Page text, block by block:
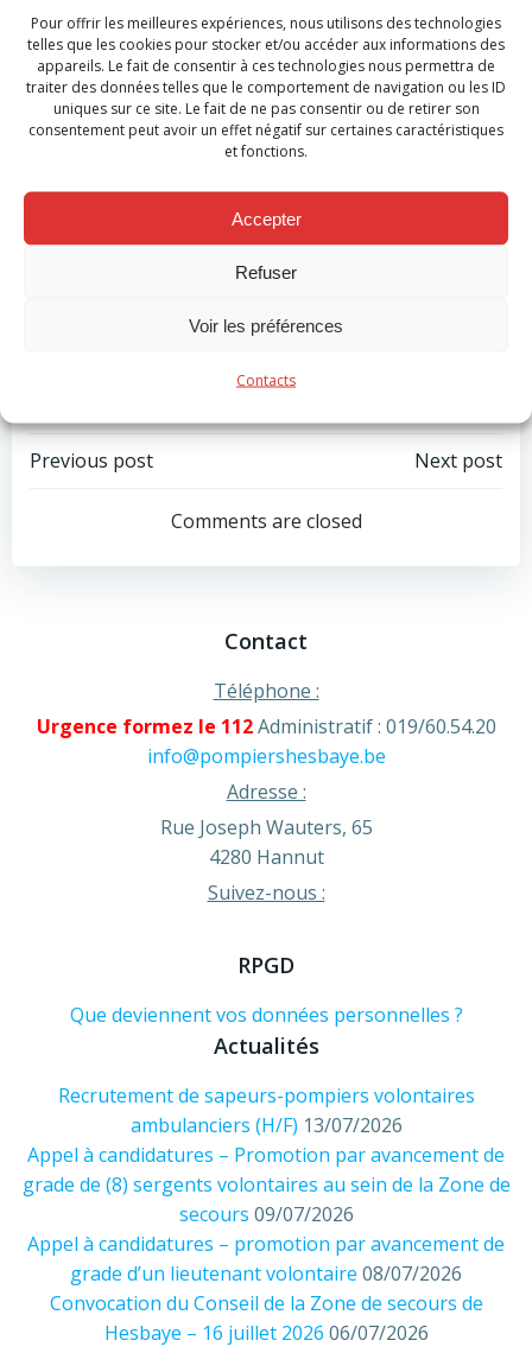
Pour offrir les meilleures expériences, nous utilisons des technologies
telles que les cookies pour stocker et/ou accéder aux informations des
appareils. Le fait de consentir à ces technologies nous permettra de
traiter des données telles que le comportement de navigation ou les ID
uniques sur ce site. Le fait de ne pas consentir ou de retirer son
consentement peut avoir un effet négatif sur certaines caractéristiques
et fonctions.
Accepter
Refuser
Voir les préférences
Contacts
fonction.
Vous trouverez, ci-dessous, un résumé de son
travail.
20200628-Le pompier volontaire-Executive summary
Télécharger
Si le sujet vous intéresse et que vous souhaitez en
savoir plus, n’hésitez pas à prendre contact avec la
Post
navigation
Previous post
navigation
Next post
Comments are closed
Contact
Téléphone :
Urgence formez le 112Administratif : 019/60.54.20
info@pompiershesbaye.be
Adresse :
Rue Joseph Wauters, 65
4280 Hannut
Suivez-nous :
RPGD
Que deviennent vos données personnelles ?
Actualités
Recrutement de sapeurs-pompiers volontaires
ambulanciers (H/F) 13/07/2026
Appel à candidatures – Promotion par avancement de
grade de (8) sergents volontaires au sein de la Zone de
secours 09/07/2026
Appel à candidatures – promotion par avancement de
grade d’un lieutenant volontaire 08/07/2026
Convocation du Conseil de la Zone de secours de
Hesbaye – 16 juillet 2026 06/07/2026